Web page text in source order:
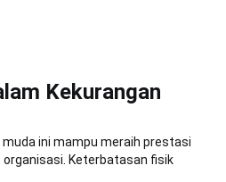
Kekurangan
ini mampu meraih prestasi
organisasi. Keterbatasan fisik